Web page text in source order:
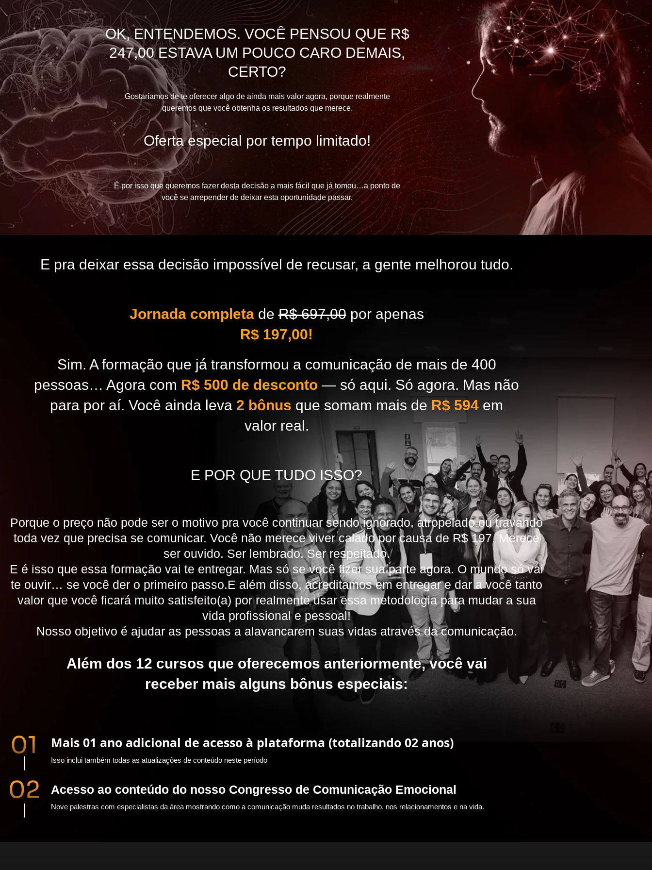
OK, ENTENDEMOS. VOCÊ PENSOU QUE R$
247,00 ESTAVA UM POUCO CARO DEMAIS,
CERTO?
Gostaríamos de te oferecer algo de ainda mais valor agora, porque realmente
queremos que você obtenha os resultados que merece.
Oferta especial por tempo limitado!
É por isso que queremos fazer desta decisão a mais fácil que já tomou…a ponto de
você se arrepender de deixar esta oportunidade passar.
E pra deixar essa decisão impossível de recusar, a gente melhorou tudo.
Jornada completadeR$ 697,00por apenas
R$ 197,00!
Sim. A formação que já transformou a comunicação de mais de 400
pessoas… Agora com R$ 500 de desconto — só aqui. Só agora. Mas não
para por aí. Você ainda leva 2 bônus que somam mais de R$ 594 em
valor real.
E POR QUE TUDO ISSO?
Porque o preço não pode ser o motivo pra você continuar sendo ignorado, atropelado ou travando
toda vez que precisa se comunicar. Você não merece viver calado por causa de R$ 197. Merece
ser ouvido. Ser lembrado. Ser respeitado.
E é isso que essa formação vai te entregar. Mas só se você fizer sua parte agora. O mundo só vai
te ouvir… se você der o primeiro passo.E além disso, acreditamos em entregar e dar a você tanto
valor que você ficará muito satisfeito(a) por realmente usar essa metodologia para mudar a sua
vida profissional e pessoal!
Nosso objetivo é ajudar as pessoas a alavancarem suas vidas através da comunicação.
Além dos 12 cursos que oferecemos anteriormente, você vai
receber mais alguns bônus especiais:
Mais 01 ano adicional de acesso à plataforma (totalizando 02 anos)
Isso inclui também todas as atualizações de conteúdo neste período
Acesso ao conteúdo do nosso Congresso de Comunicação Emocional
Nove palestras com especialistas da área mostrando como a comunicação muda resultados no trabalho, nos relacionamentos e na vida.